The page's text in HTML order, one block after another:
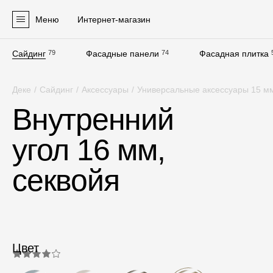
Меню Интернет-магазин
Сайдинг 79 Фасадные панели 74 Фасадная плитка
Сайдинг
Софиты
Фасадные панели
Фасадная плитка
Деке / Сайдинг / Аксессуары / Универсальные аксессуары 15
Внутренний
угол 16 мм,
секвойя
Цвет